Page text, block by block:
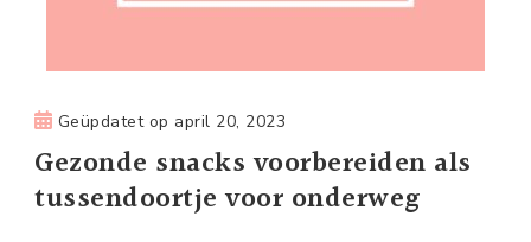
Geüpdatet op april 20, 2023
Gezonde snacks voorbereiden als
tussendoortje voor onderweg